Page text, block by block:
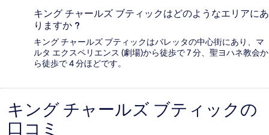
キング チャールズ ブティックはどのようなエリアにあ
りますか ?
キング チャールズ ブティックはバレッタの中心街にあり、マ
ルタ エクスペリエンス (劇場)から徒歩で 7 分、聖ヨハネ教会か
ら徒歩で 4 分ほどです。
口
コ
キング チャールズ ブティックの
口コミ